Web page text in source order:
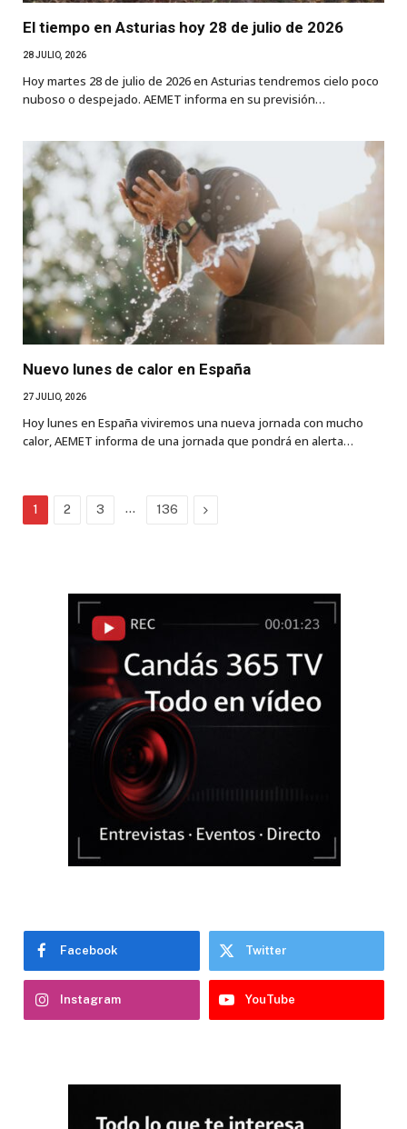
El tiempo en Asturias hoy 28 de julio de 2026
28 JULIO, 2026
Hoy martes 28 de julio de 2026 en Asturias tendremos cielo poco
nuboso o despejado. AEMET informa en su previsión…
Nuevo lunes de calor en España
27 JULIO, 2026
Hoy lunes en España viviremos una nueva jornada con mucho
calor, AEMET informa de una jornada que pondrá en alerta…
1 2 3 … 136 Next
Facebook Twitter
Instagram YouTube